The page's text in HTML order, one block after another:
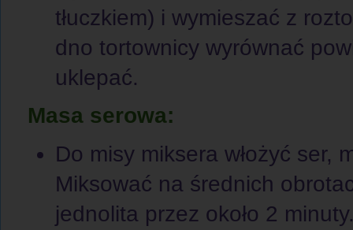
tłuczkiem) i wymieszać z
dno tortownicy wyrównać
uklepać.
Masa serowa:
Do misy miksera włożyć ser,
Miksować na średnich
jednolita przez około 2